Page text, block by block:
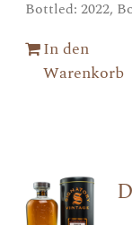
Bottled: 2022,
In den
Warenkorb